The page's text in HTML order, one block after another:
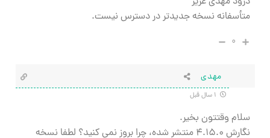
متأسفانه نسخه جدیدتر در دسترس نیست.
۰
مهدی
سلام وقتتون بخیر.
نگارش ۴.۱۵.۰ منتشر شده، چرا بروز نمی کنید؟ لطفا نسخه